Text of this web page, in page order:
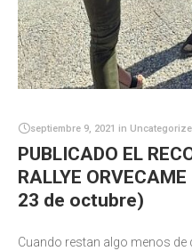
septiembre 9, 2021 in
PUBLICADO EL
RALLYE
23 de octubre)
Cuando restan algo menos